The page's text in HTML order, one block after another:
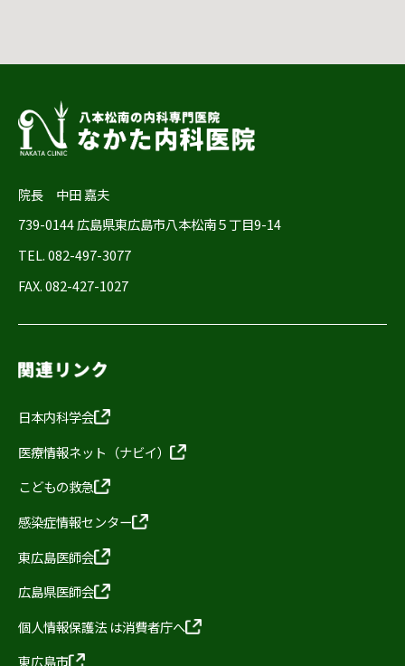
院長 中田 嘉夫
739-0144 広島県東広島市八本松南５丁目9-14
TEL. 082-497-3077
FAX. 082-427-1027
日本内科学会
医療情報ネット（ナビイ）
こどもの救急
感染症情報センター
東広島医師会
広島県医師会
個人情報保護法 は消費者庁へ
東広島市